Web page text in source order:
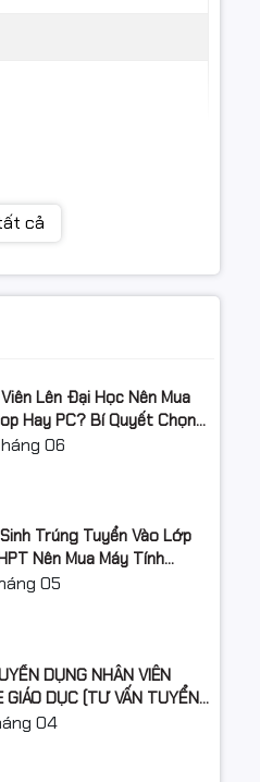
VY229HF Eye Care – 22
xem thực 21.5 inch) FHD
công nghệ Eye Care Plus,
màu sắc, lời nhắc nghỉ
sáng xanh, Flicker Free,
cả
Lên Đại Học Nên Mua
Hay PC? Bí Quyết Chọn
Đúng Nhu Cầu, Không
06
Trúng Tuyển Vào Lớp
Nên Mua Máy Tính
Gì Năm Học 2026 -
05
DỤNG NHÂN VIÊN
GIÁO DỤC (TƯ VẤN TUYỂN
04